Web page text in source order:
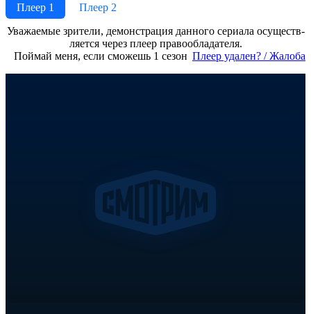
Плеер 1
Плеер 2
Ува­жае­мые зри­те­ли, де­мон­ст­ра­ция дан­но­го се­риа­ла осу­ще­ст­в­
ля­ет­ся че­рез пле­ер пра­во­об­ла­да­те­ля.
Поймай меня, если сможешь 1 сезон Пле­ер уда­лен? / Жа­ло­ба